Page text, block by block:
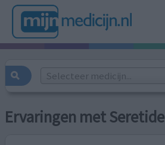
Selecteer medicijn...
Ervaringen met Seretide